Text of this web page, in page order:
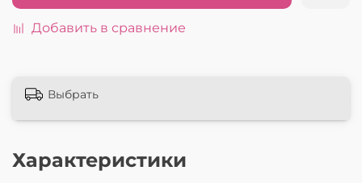
Добавить в сравнение
Выбрать
Характеристики